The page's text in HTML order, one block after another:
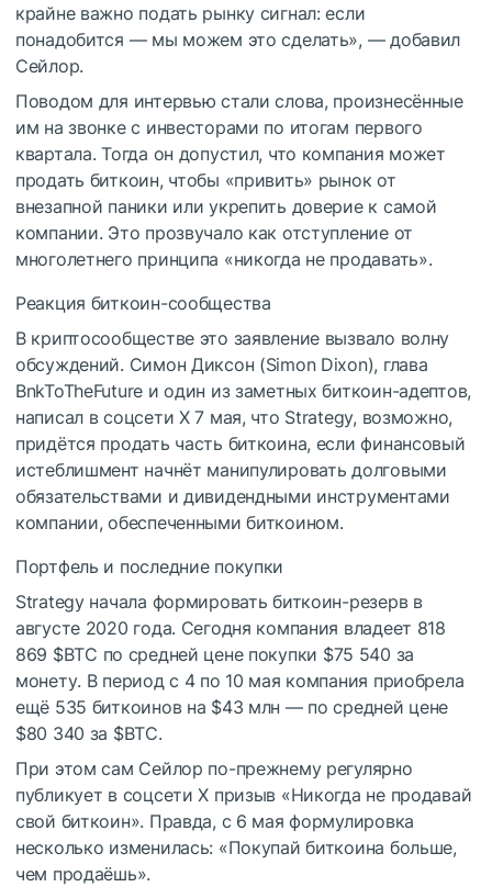
крайне важно подать рынку сигнал: если
понадобится — мы можем это сделать», — добавил
Сейлор.
Поводом для интервью стали слова, произнесённые
им на звонке с инвесторами по итогам первого
квартала. Тогда он допустил, что компания может
продать биткоин, чтобы «привить» рынок от
внезапной паники или укрепить доверие к самой
компании. Это прозвучало как отступление от
многолетнего принципа «никогда не продавать».
Реакция биткоин-сообщества
В криптосообществе это заявление вызвало волну
обсуждений. Симон Диксон (Simon Dixon), глава
BnkToTheFuture и один из заметных биткоин-адептов,
написал в соцсети X 7 мая, что Strategy, возможно,
придётся продать часть биткоина, если финансовый
истеблишмент начнёт манипулировать долговыми
обязательствами и дивидендными инструментами
компании, обеспеченными биткоином.
Портфель и последние покупки
Strategy начала формировать биткоин-резерв в
августе 2020 года. Сегодня компания владеет 818
869 $BTC по средней цене покупки $75 540 за
монету. В период с 4 по 10 мая компания приобрела
ещё 535 биткоинов на $43 млн — по средней цене
$80 340 за $BTC.
При этом сам Сейлор по-прежнему регулярно
публикует в соцсети X призыв «Никогда не продавай
свой биткоин». Правда, с 6 мая формулировка
несколько изменилась: «Покупай биткоина больше,
чем продаёшь».